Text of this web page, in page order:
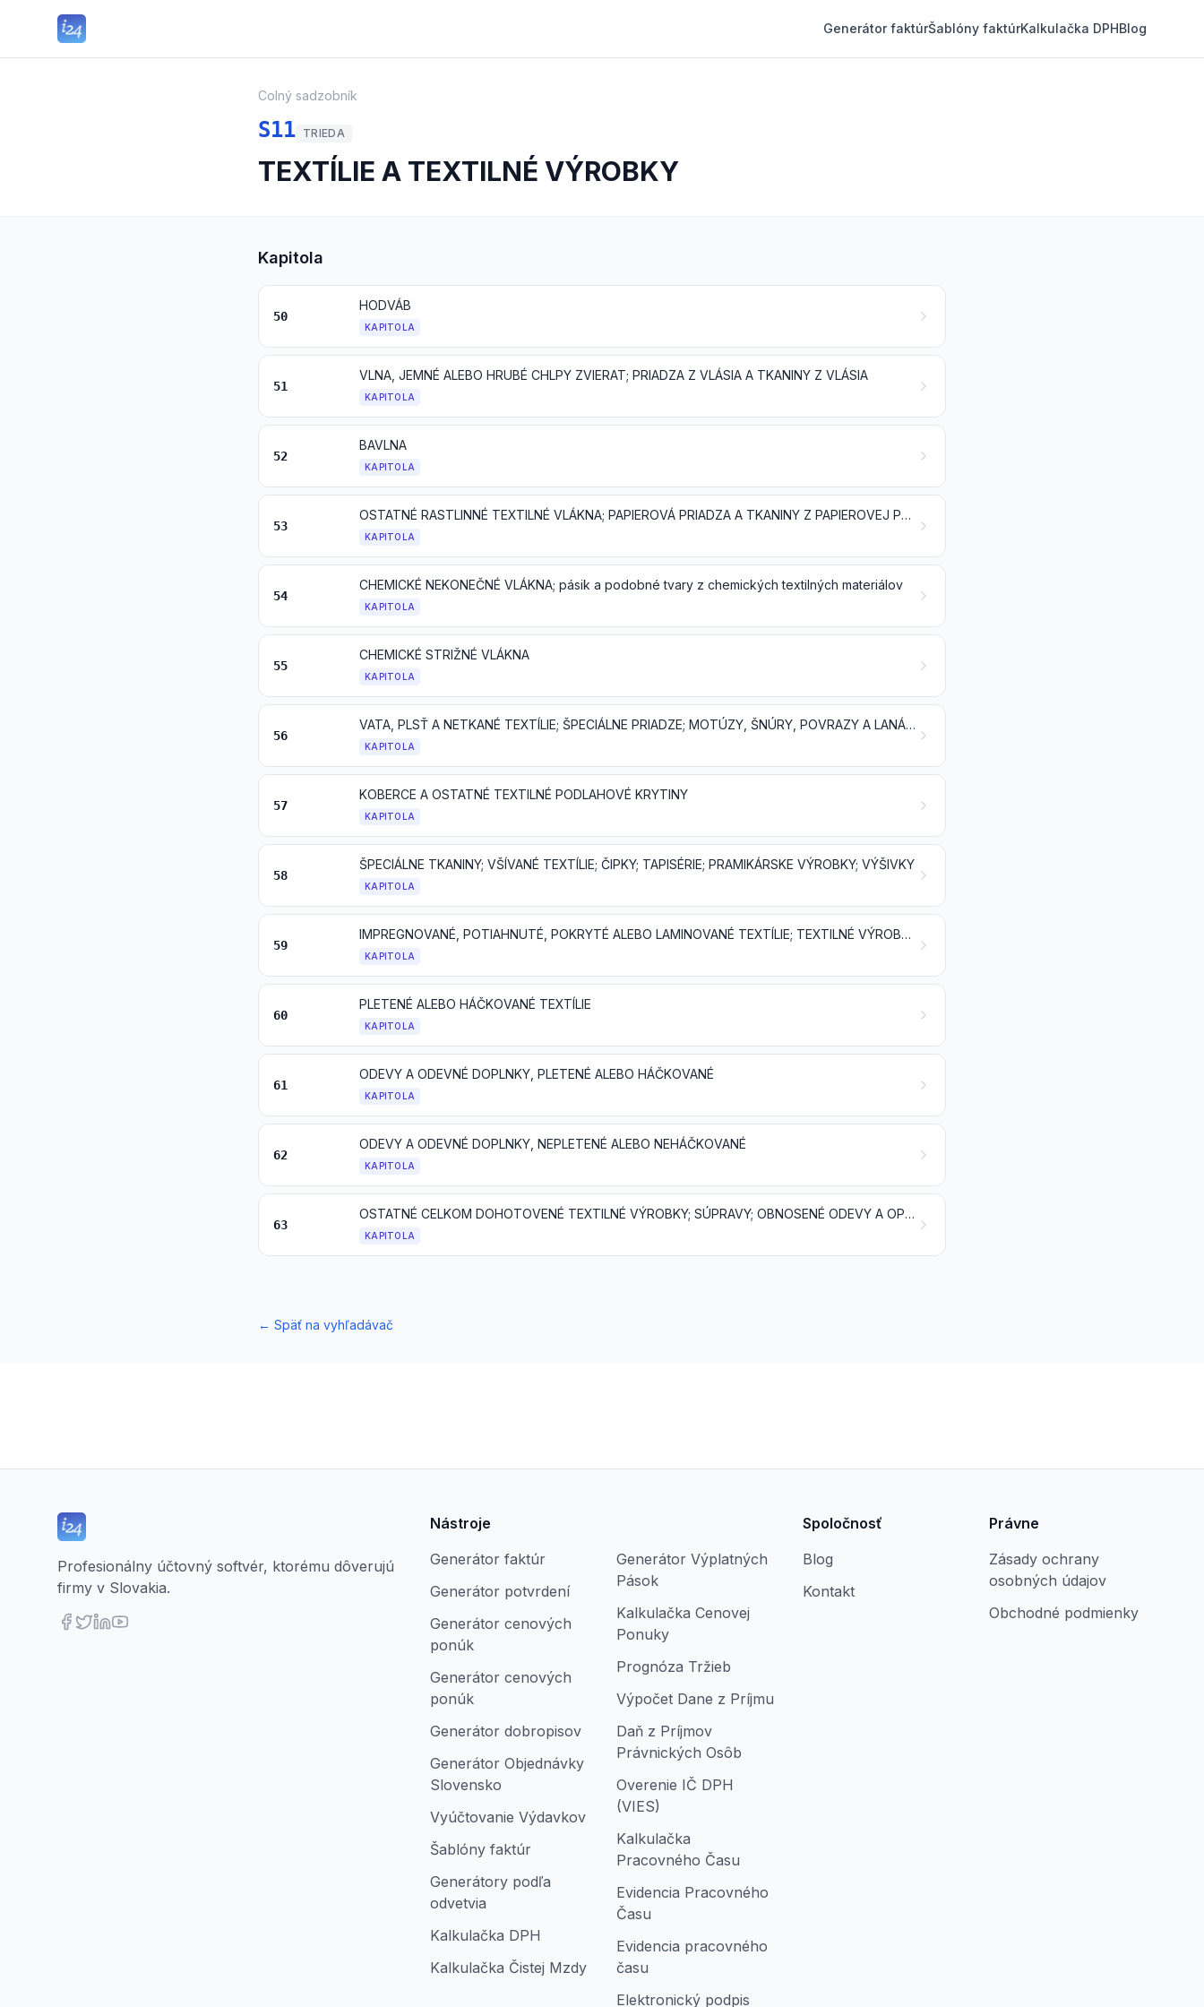
Generátor faktúrŠablóny faktúrKalkulačka DPHBlog
Colný sadzobník
S11 TRIEDA
TEXTÍLIE A TEXTILNÉ VÝROBKY
Kapitola
50
HODVÁB
KAPITOLA
51
VLNA, JEMNÉ ALEBO HRUBÉ CHLPY ZVIERAT; PRIADZA Z VLÁSIA A TKANINY Z VLÁSIA
KAPITOLA
52
BAVLNA
KAPITOLA
53
OSTATNÉ RASTLINNÉ TEXTILNÉ VLÁKNA; PAPIEROVÁ PRIADZA A TKANINY Z PAPIEROVEJ PRIADZE
KAPITOLA
54
CHEMICKÉ NEKONEČNÉ VLÁKNA; pásik a podobné tvary z chemických textilných materiálov
KAPITOLA
55
CHEMICKÉ STRIŽNÉ VLÁKNA
KAPITOLA
56
VATA, PLSŤ A NETKANÉ TEXTÍLIE; ŠPECIÁLNE PRIADZE; MOTÚZY, ŠNÚRY, POVRAZY A LANÁ A VÝROBKY Z NICH
KAPITOLA
57
KOBERCE A OSTATNÉ TEXTILNÉ PODLAHOVÉ KRYTINY
KAPITOLA
58
ŠPECIÁLNE TKANINY; VŠÍVANÉ TEXTÍLIE; ČIPKY; TAPISÉRIE; PRAMIKÁRSKE VÝROBKY; VÝŠIVKY
KAPITOLA
59
IMPREGNOVANÉ, POTIAHNUTÉ, POKRYTÉ ALEBO LAMINOVANÉ TEXTÍLIE; TEXTILNÉ VÝROBKY VHODNÉ NA PRIEMYSELNÉ ÚČELY
KAPITOLA
60
PLETENÉ ALEBO HÁČKOVANÉ TEXTÍLIE
KAPITOLA
61
ODEVY A ODEVNÉ DOPLNKY, PLETENÉ ALEBO HÁČKOVANÉ
KAPITOLA
62
ODEVY A ODEVNÉ DOPLNKY, NEPLETENÉ ALEBO NEHÁČKOVANÉ
KAPITOLA
63
OSTATNÉ CELKOM DOHOTOVENÉ TEXTILNÉ VÝROBKY; SÚPRAVY; OBNOSENÉ ODEVY A OPOTREBOVANÉ TEXTILNÉ VÝROBKY; HANDRY
KAPITOLA
← Späť na vyhľadávač
Profesionálny účtovný softvér, ktorému dôverujú
firmy v Slovakia.
Nástroje
Generátor faktúr
Generátor potvrdení
Generátor cenových
ponúk
Generátor cenových
ponúk
Generátor dobropisov
Generátor Objednávky
Slovensko
Vyúčtovanie Výdavkov
Šablóny faktúr
Generátory podľa
odvetvia
Kalkulačka DPH
Kalkulačka Čistej Mzdy
Generátor Výplatných
Pások
Kalkulačka Cenovej
Ponuky
Prognóza Tržieb
Výpočet Dane z Príjmu
Daň z Príjmov
Právnických Osôb
Overenie IČ DPH
(VIES)
Kalkulačka
Pracovného Času
Evidencia Pracovného
Času
Evidencia pracovného
času
Elektronický podpis
Spoločnosť
Blog
Kontakt
Právne
Zásady ochrany
osobných údajov
Obchodné podmienky